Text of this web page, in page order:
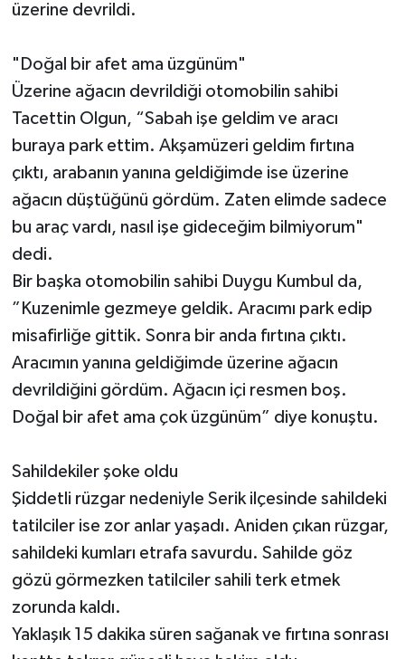
üzerine devrildi.
"Doğal bir afet ama üzgünüm"
Üzerine ağacın devrildiği otomobilin sahibi
Tacettin Olgun, “Sabah işe geldim ve aracı
buraya park ettim. Akşamüzeri geldim fırtına
çıktı, arabanın yanına geldiğimde ise üzerine
ağacın düştüğünü gördüm. Zaten elimde sadece
bu araç vardı, nasıl işe gideceğim bilmiyorum"
dedi.
Bir başka otomobilin sahibi Duygu Kumbul da,
”Kuzenimle gezmeye geldik. Aracımı park edip
misafirliğe gittik. Sonra bir anda fırtına çıktı.
Aracımın yanına geldiğimde üzerine ağacın
devrildiğini gördüm. Ağacın içi resmen boş.
Doğal bir afet ama çok üzgünüm” diye konuştu.
Sahildekiler şoke oldu
Şiddetli rüzgar nedeniyle Serik ilçesinde sahildeki
tatilciler ise zor anlar yaşadı. Aniden çıkan rüzgar,
sahildeki kumları etrafa savurdu. Sahilde göz
gözü görmezken tatilciler sahili terk etmek
zorunda kaldı.
Yaklaşık 15 dakika süren sağanak ve fırtına sonrası